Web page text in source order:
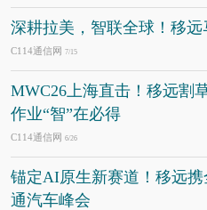
深耕拉美，智联全球！移
C114通信网 7/15
MWC26上海直击！移远割
作业“智”在必得
C114通信网 6/26
锚定AI原生新赛道！移远
通汽车峰会